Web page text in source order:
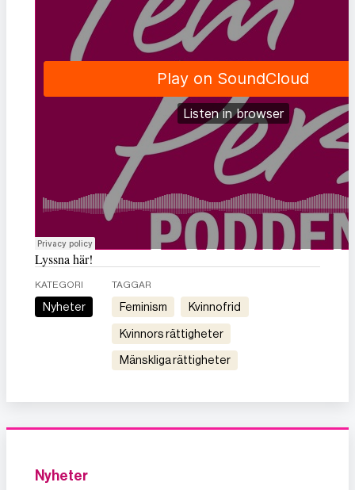
Lyssna här!
KATEGORI
Nyheter
TAGGAR
feminism kvinnofrid
kvinnors rättigheter
mänskliga rättigheter
Nyheter